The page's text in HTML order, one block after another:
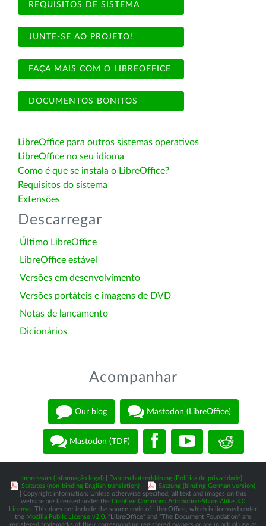
REQUISITOS DE SISTEMA
JUNTE-SE AO PROJETO!
FAÇA MAIS COM O LIBREOFFICE
DOCUMENTOS BONITOS
LibreOffice para outros sistemas operativos
LibreOffice no seu idioma
Como é que se instala o LibreOffice?
Requisitos do sistema
Extensões
Descarregar
Último LibreOffice
LibreOffice estável
Versões em desenvolvimento
Versões portáteis e imagens de DVD
Notas de lançamento
Dicionários
Acompanhar
Our blog Mastodon (LibreOffice)
Mastodon (TDF)
Impressum (Informação legal) Datenschutzerklärung (Política de privacidade)
Statutes (non-binding English translation) -
Satzung (binding German version)
| Copyright information: Unless otherwise specified, all text and images on this
website are licensed under the Creative Commons Attribution-Share Alike 3.0
License . This does not include the source code of LibreOffice, which is licensed under
the Mozilla Public License v2.0 . “LibreOffice” and “The Document Foundation” are
registered trademarks of their corresponding registered owners or are in actual use as